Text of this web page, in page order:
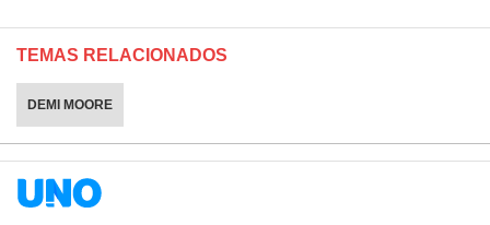
TEMAS RELACIONADOS
DEMI MOORE